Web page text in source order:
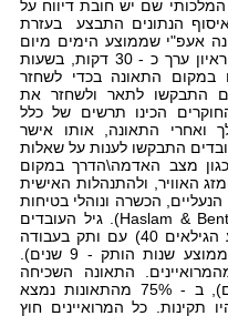
שם יש חובת דיווח על
הנתונים התבצע בעזרת
אעפ"י שממוצע הימים מיום
התאונה עד לראיון היה 9.5 ימים. כל ראיון ערך כ - 30 דקות, בשעות
במקום התאונה בכדי לשחזר
התבקשו לתאר ולשחזר את
הכינו תרשים של כלל
ואחרי התאונה, אותו אישר
התבקשו לענות על שאלות
מצב האדמה\הדרך במקום
האוויר, ולהתנהלות האישית
הכשרה ונוהלי בטיחות
המופעלים על ידי המנהל (Haslam & Bentley, 1999). גיל העובדים
במחקר נע בין 19 ל-56 שנים (ממוצע הגילאים 40) עם ותק בעבודה
שנע בין שבוע אחד עד ל-27 שנים (ממוצע שנות הותק - 9 שנים).
במשרה מלאה היוו 85% מהמרואיינים. התאונה השכיחה
ביותר, הייתה נפילה (85% מהמקרים), ב - 75% מהתאונות נמצא
תקינות. כל המרואיינים חוץ